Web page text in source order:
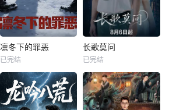
凛冬下的罪恶
已完结
长歌莫问
已完结